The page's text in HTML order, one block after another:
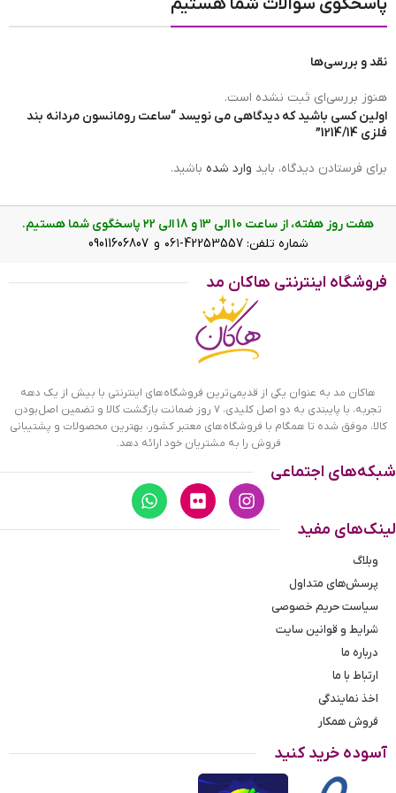
مبدا برند ساعت
عرض بند
ساعت رومانسون مردانه بند فلزی 1214/14 روی دست
ویژگی ساعت رومانسون مردانه بند فلزی
ساعت رومانسون مردانه بند فلزی 1214/14 ظاهری کلاسیک و جذاب
دارد. قاب این ساعت به رنگ طلایی، رنگ ثابت و ضدحساسیت
است. اگر به داخل ساعت نگاه کنید، صفحه‌ی این ساعت به رنگ
سفید براق است و درون آن یک عدد دایره‌ می‌بینید که همان ثانیه
شمار ساعت است. در کنار موقعیت ساعت ۳، یک مربع کوچک وجود
دارد که نشان‌ دهنده‌ی تقویم ساعت است. عقربه‌های این ساعت
طلایی و همچنین اندکس‌های این ساعت خطی و طلایی هستند. نام
برند ROMANSON
زیر ساعت 12 دیده می‌شود. بند ساعت، از یک
بافت ریز و درشت تشکیل شده که قسمت مرکزی آن طلایی و
کناره‌های آن نقره‌ای رنگ است. همچنین جنس بند فلزی و از نوع
استیل مرغوب است که باعث تعرق و خارش نمی‌شود. قفل این
ساعت از مدل پروانه‌ای دکمه‌دار است و ساعت به راحتی از دست
نمی‌افتد. به این نوع ساعت‌ها اصطلاحا زیر ثانیه می‌گویند.
نقد و بررسی‌ها
هنوز بررسی‌ای ثبت نشده است.
اولین کسی باشید که دیدگاهی می نویسد “ساعت رومانسون مردانه بند
فلزی 1214/14”
برای فرستادن دیدگاه، باید وارد شده باشید.
هفت روز هفته، از ساعت 10 الی ۱3 و 18 الی ۲2 پاسخگوی شما هستیم.
شماره تلفن: 42253557-۰۶۱ و 09011606807
فروشگاه اینترنتی هاکان مد
هاکان مد به عنوان یکی از قدیمی‌ترین فروشگاه‌های اینترنتی با بیش از یک دهه
تجربه، با پایبندی به دو اصل کلیدی، ۷ روز ضمانت بازگشت کالا و تضمین اصل‌بودن
کالا، موفق شده تا همگام با فروشگاه‌های معتبر کشور، بهترین محصولات و پشتیبانی
فروش را به مشتریان خود ارائه دهد.
شبکه‌های اجتماعی
لینک‌های مفید
وبلاگ
پرسش‌های متداول
سیاست حریم خصوصی
شرایط و قوانین سایت
درباره ما
ارتباط با ما
اخذ نمایندگی
فروش همکار
آسوده خرید کنید